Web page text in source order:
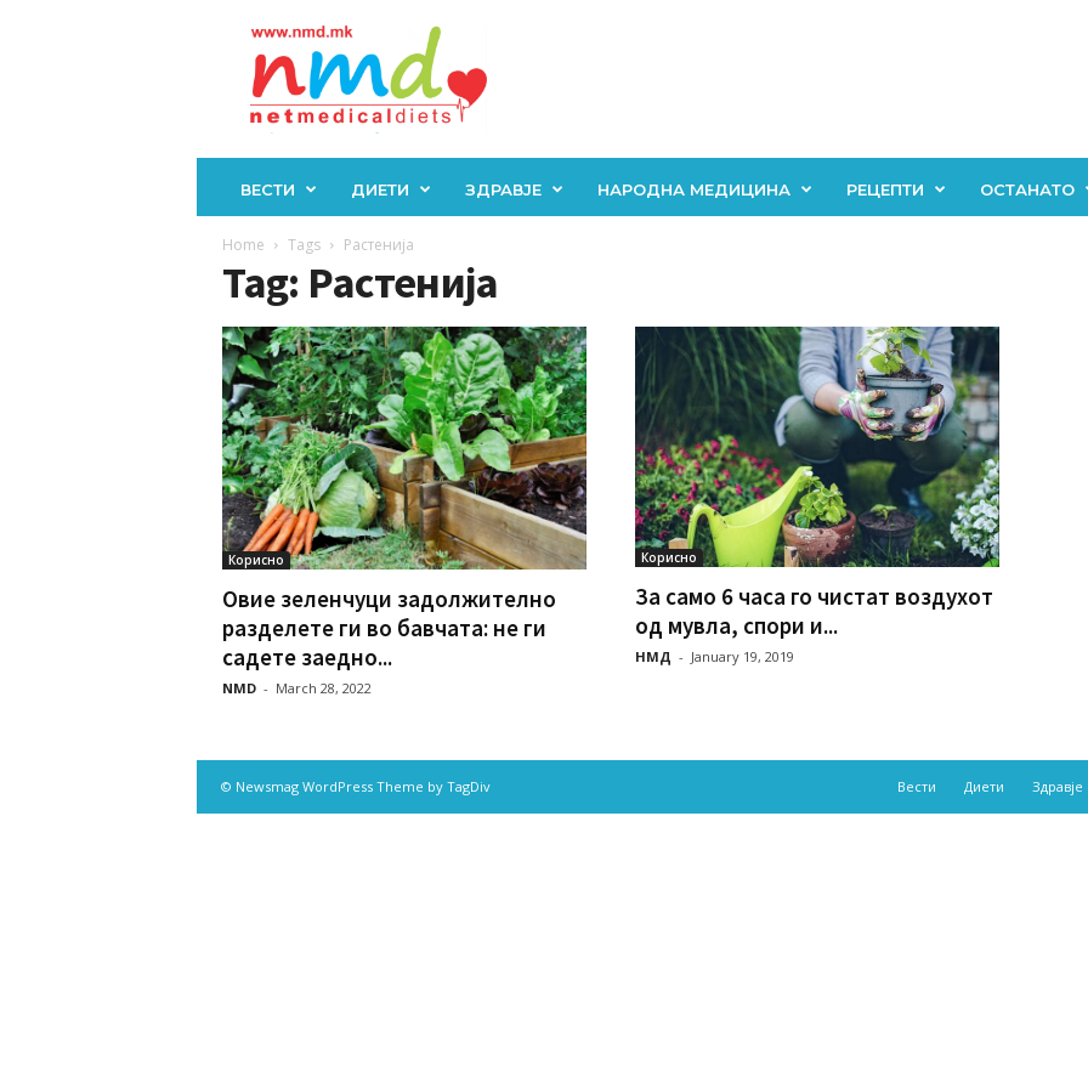
ВЕСТИ ДИЕТИ ЗДРАВЈЕ НАРОДНА МЕДИЦИНА РЕЦЕПТИ ОСТАНАТО
Home Tags Растенија
Tag: Растенија
Корисно
Овие зеленчуци задолжително
разделете ги во бавчата: не ги
садете заедно...
NMD - March 28, 2022
Корисно
За само 6 часа го чистат воздухот
од мувла, спори и...
НМД - January 19, 2019
Вести Диети Здравје
© Newsmag WordPress Theme by TagDiv